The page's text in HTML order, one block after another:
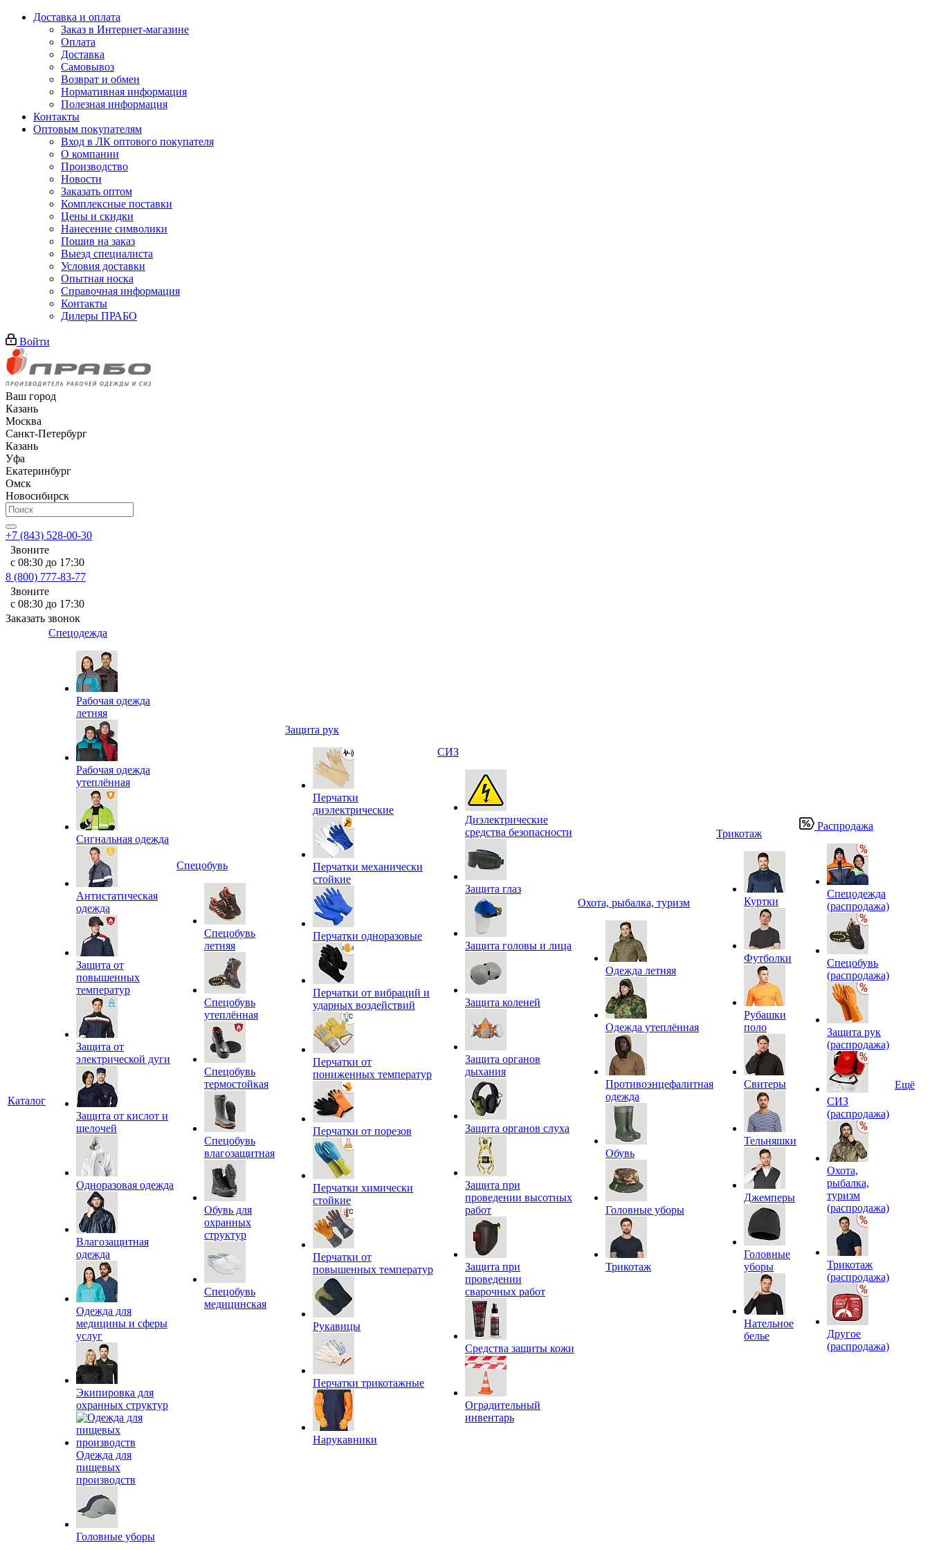
Доставка и оплата
Заказ в Интернет-магазине
Оплата
Доставка
Самовывоз
Возврат и обмен
Нормативная информация
Полезная информация
Контакты
Оптовым покупателям
Вход в ЛК оптового покупателя
О компании
Производство
Новости
Заказать оптом
Комплексные поставки
Цены и скидки
Нанесение символики
Пошив на заказ
Выезд специалиста
Условия доставки
Опытная носка
Справочная информация
Контакты
Дилеры ПРАБО
Войти
Ваш город
Казань
Москва
Санкт-Петербург
Казань
Уфа
Екатеринбург
Омск
Новосибирск
+7 (843) 528-00-30
Звоните
с 08:30 до 17:30
8 (800) 777-83-77
Звоните
с 08:30 до 17:30
Заказать звонок
Каталог
Спецодежда
Рабочая одежда
летняя
Рабочая одежда
утеплённая
Сигнальная одежда
Антистатическая
одежда
Защита от
повышенных
температур
Защита от
электрической дуги
Защита от кислот и
щелочей
Одноразовая одежда
Влагозащитная
одежда
Одежда для
медицины и сферы
услуг
Экипировка для
охранных структур
Одежда для
пищевых
производств
Головные уборы
Спецобувь
Спецобувь
летняя
Спецобувь
утеплённая
Спецобувь
термостойкая
Спецобувь
влагозащитная
Обувь для
охранных
структур
Спецобувь
медицинская
Защита рук
Перчатки
диэлектрические
Перчатки механически
стойкие
Перчатки одноразовые
Перчатки от вибраций и
ударных воздействий
Перчатки от
пониженных температур
Перчатки от порезов
Перчатки химически
стойкие
Перчатки от
повышенных температур
Рукавицы
Перчатки трикотажные
Нарукавники
СИЗ
Диэлектрические
средства безопасности
Защита глаз
Защита головы и лица
Защита коленей
Защита органов
дыхания
Защита органов слуха
Защита при
проведении высотных
работ
Защита при
проведении
сварочных работ
Средства защиты кожи
Оградительный
инвентарь
Охота, рыбалка, туризм
Одежда летняя
Одежда утеплённая
Противоэнцефалитная
одежда
Обувь
Головные уборы
Трикотаж
Трикотаж
Куртки
Футболки
Рубашки
поло
Свитеры
Тельняшки
Джемперы
Головные
уборы
Нательное
белье
Распродажа
Спецодежда
(распродажа)
Спецобувь
(распродажа)
Защита рук
(распродажа)
СИЗ
(распродажа)
Охота,
рыбалка,
туризм
(распродажа)
Трикотаж
(распродажа)
Другое
(распродажа)
Ещё